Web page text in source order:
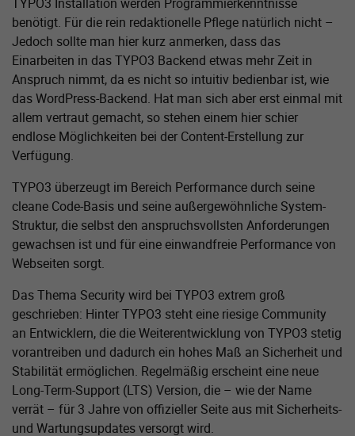
benötigt. Für die rein redaktionelle Pflege natürlich nicht –
Jedoch sollte man hier kurz anmerken, dass das
Einarbeiten in das TYPO3 Backend etwas mehr Zeit in
Anspruch nimmt, da es nicht so intuitiv bedienbar ist, wie
das WordPress-Backend. Hat man sich aber erst einmal mit
allem vertraut gemacht, so stehen einem hier schier
endlose Möglichkeiten bei der Content-Erstellung zur
Verfügung.
TYPO3 überzeugt im Bereich Performance durch seine
cleane Code-Basis und seine außergewöhnliche System-
Struktur, die selbst den anspruchsvollsten Anforderungen
gewachsen ist und für eine einwandfreie Performance von
Webseiten sorgt.
Das Thema Security wird bei TYPO3 extrem groß
geschrieben: Hinter TYPO3 steht eine riesige Community
an Entwicklern, die die Weiterentwicklung von TYPO3 stetig
vorantreiben und dadurch ein hohes Maß an Sicherheit und
Stabilität ermöglichen. Regelmäßig erscheint eine neue
Long-Term-Support (LTS) Version, die – wie der Name
verrät – für 3 Jahre von offizieller Seite aus mit Sicherheits-
und Wartungsupdates versorgt wird.